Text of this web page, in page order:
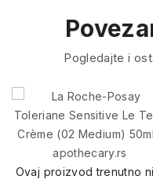
Pogledajte i
Ovaj proizvod trenutno